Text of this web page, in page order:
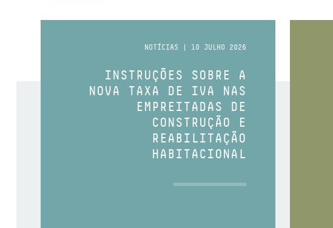
NOTÍCIAS | 10 JULHO 2026
INSTRUÇÕES SOBRE A
NOVA TAXA DE IVA NAS
EMPREITADAS DE
CONSTRUÇÃO E
REABILITAÇÃO
HABITACIONAL